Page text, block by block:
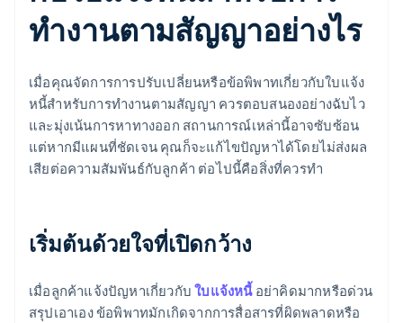
ทำงานตามสัญญาอย่างไร
เมื่อคุณจัดการการปรับเปลี่ยนหรือข้อพิพาทเกี่ยวกับใบแจ้ง
หนี้สำหรับการทำงานตามสัญญา ควรตอบสนองอย่างฉับไว
และมุ่งเน้นการหาทางออก สถานการณ์เหล่านี้อาจซับซ้อน
แต่หากมีแผนที่ชัดเจน คุณก็จะแก้ไขปัญหาได้โดยไม่ส่งผล
เสียต่อความสัมพันธ์กับลูกค้า ต่อไปนี้คือสิ่งที่ควรทำ
เริ่มต้นด้วยใจที่เปิดกว้าง
เมื่อลูกค้าแจ้งปัญหาเกี่ยวกับใบแจ้งหนี้อย่าคิดมากหรือด่วน
สรุปเอาเอง ข้อพิพาทมักเกิดจากการสื่อสารที่ผิดพลาดหรือ